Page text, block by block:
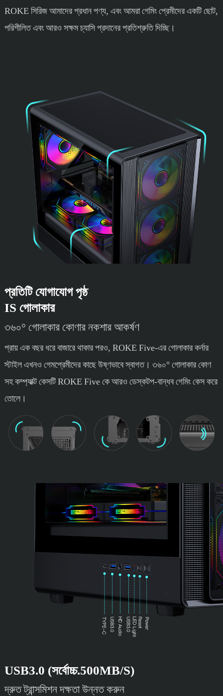
ROKE সিরিজ আমাদের প্রধান পণ্য, এবং আমরা গেমিং প্রেমীদের একটি ছোট,
পরিশীলিত এবং আরও সক্ষম চ্যাসি প্রদানের প্রতিশ্রুতি দিচ্ছি।
প্রতিটি যোগাযোগ পৃষ্ঠ
IS গোলাকার
৩৬০° গোলাকার কোণার নকশার আকর্ষণ
প্রায় এক বছর ধরে বাজারে থাকার পরও, ROKE Five-এর গোলাকার কর্নার
স্টাইল এখনও গেমপ্রেমীদের কাছে উষ্ণভাবে স্বাগত। ৩৬০° গোলাকার কোণ
সহ কম্প্যাক্ট কেসটি ROKE Five কে আরও ডেস্কটপ-বান্ধব গেমিং কেস করে
তোলে।
USB3.0 (সর্বোচ্চ.500MB/S)
দ্রুত ট্রান্সমিশন দক্ষতা উন্নত করুন